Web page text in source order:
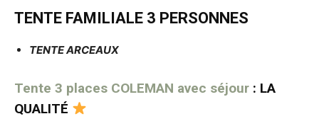
TENTE FAMILIALE 3 PERSONNES
TENTE ARCEAUX
Tente 3 places COLEMAN avec séjour : LA
QUALITÉ